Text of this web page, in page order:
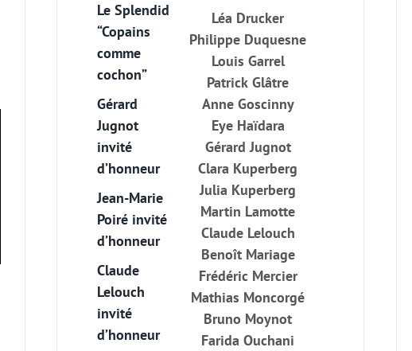
Le Splendid
“Copains
comme
cochon”
Gérard
Jugnot
invité
d’honneur
Jean-Marie
Poiré invité
d’honneur
Claude
Lelouch
invité
d’honneur
Léa Drucker
Philippe Duquesne
Louis Garrel
Patrick Glâtre
Anne Goscinny
Eye Haïdara
Gérard Jugnot
Clara Kuperberg
Julia Kuperberg
Martin Lamotte
Claude Lelouch
Benoît Mariage
Frédéric Mercier
Mathias Moncorgé
Bruno Moynot
Farida Ouchani